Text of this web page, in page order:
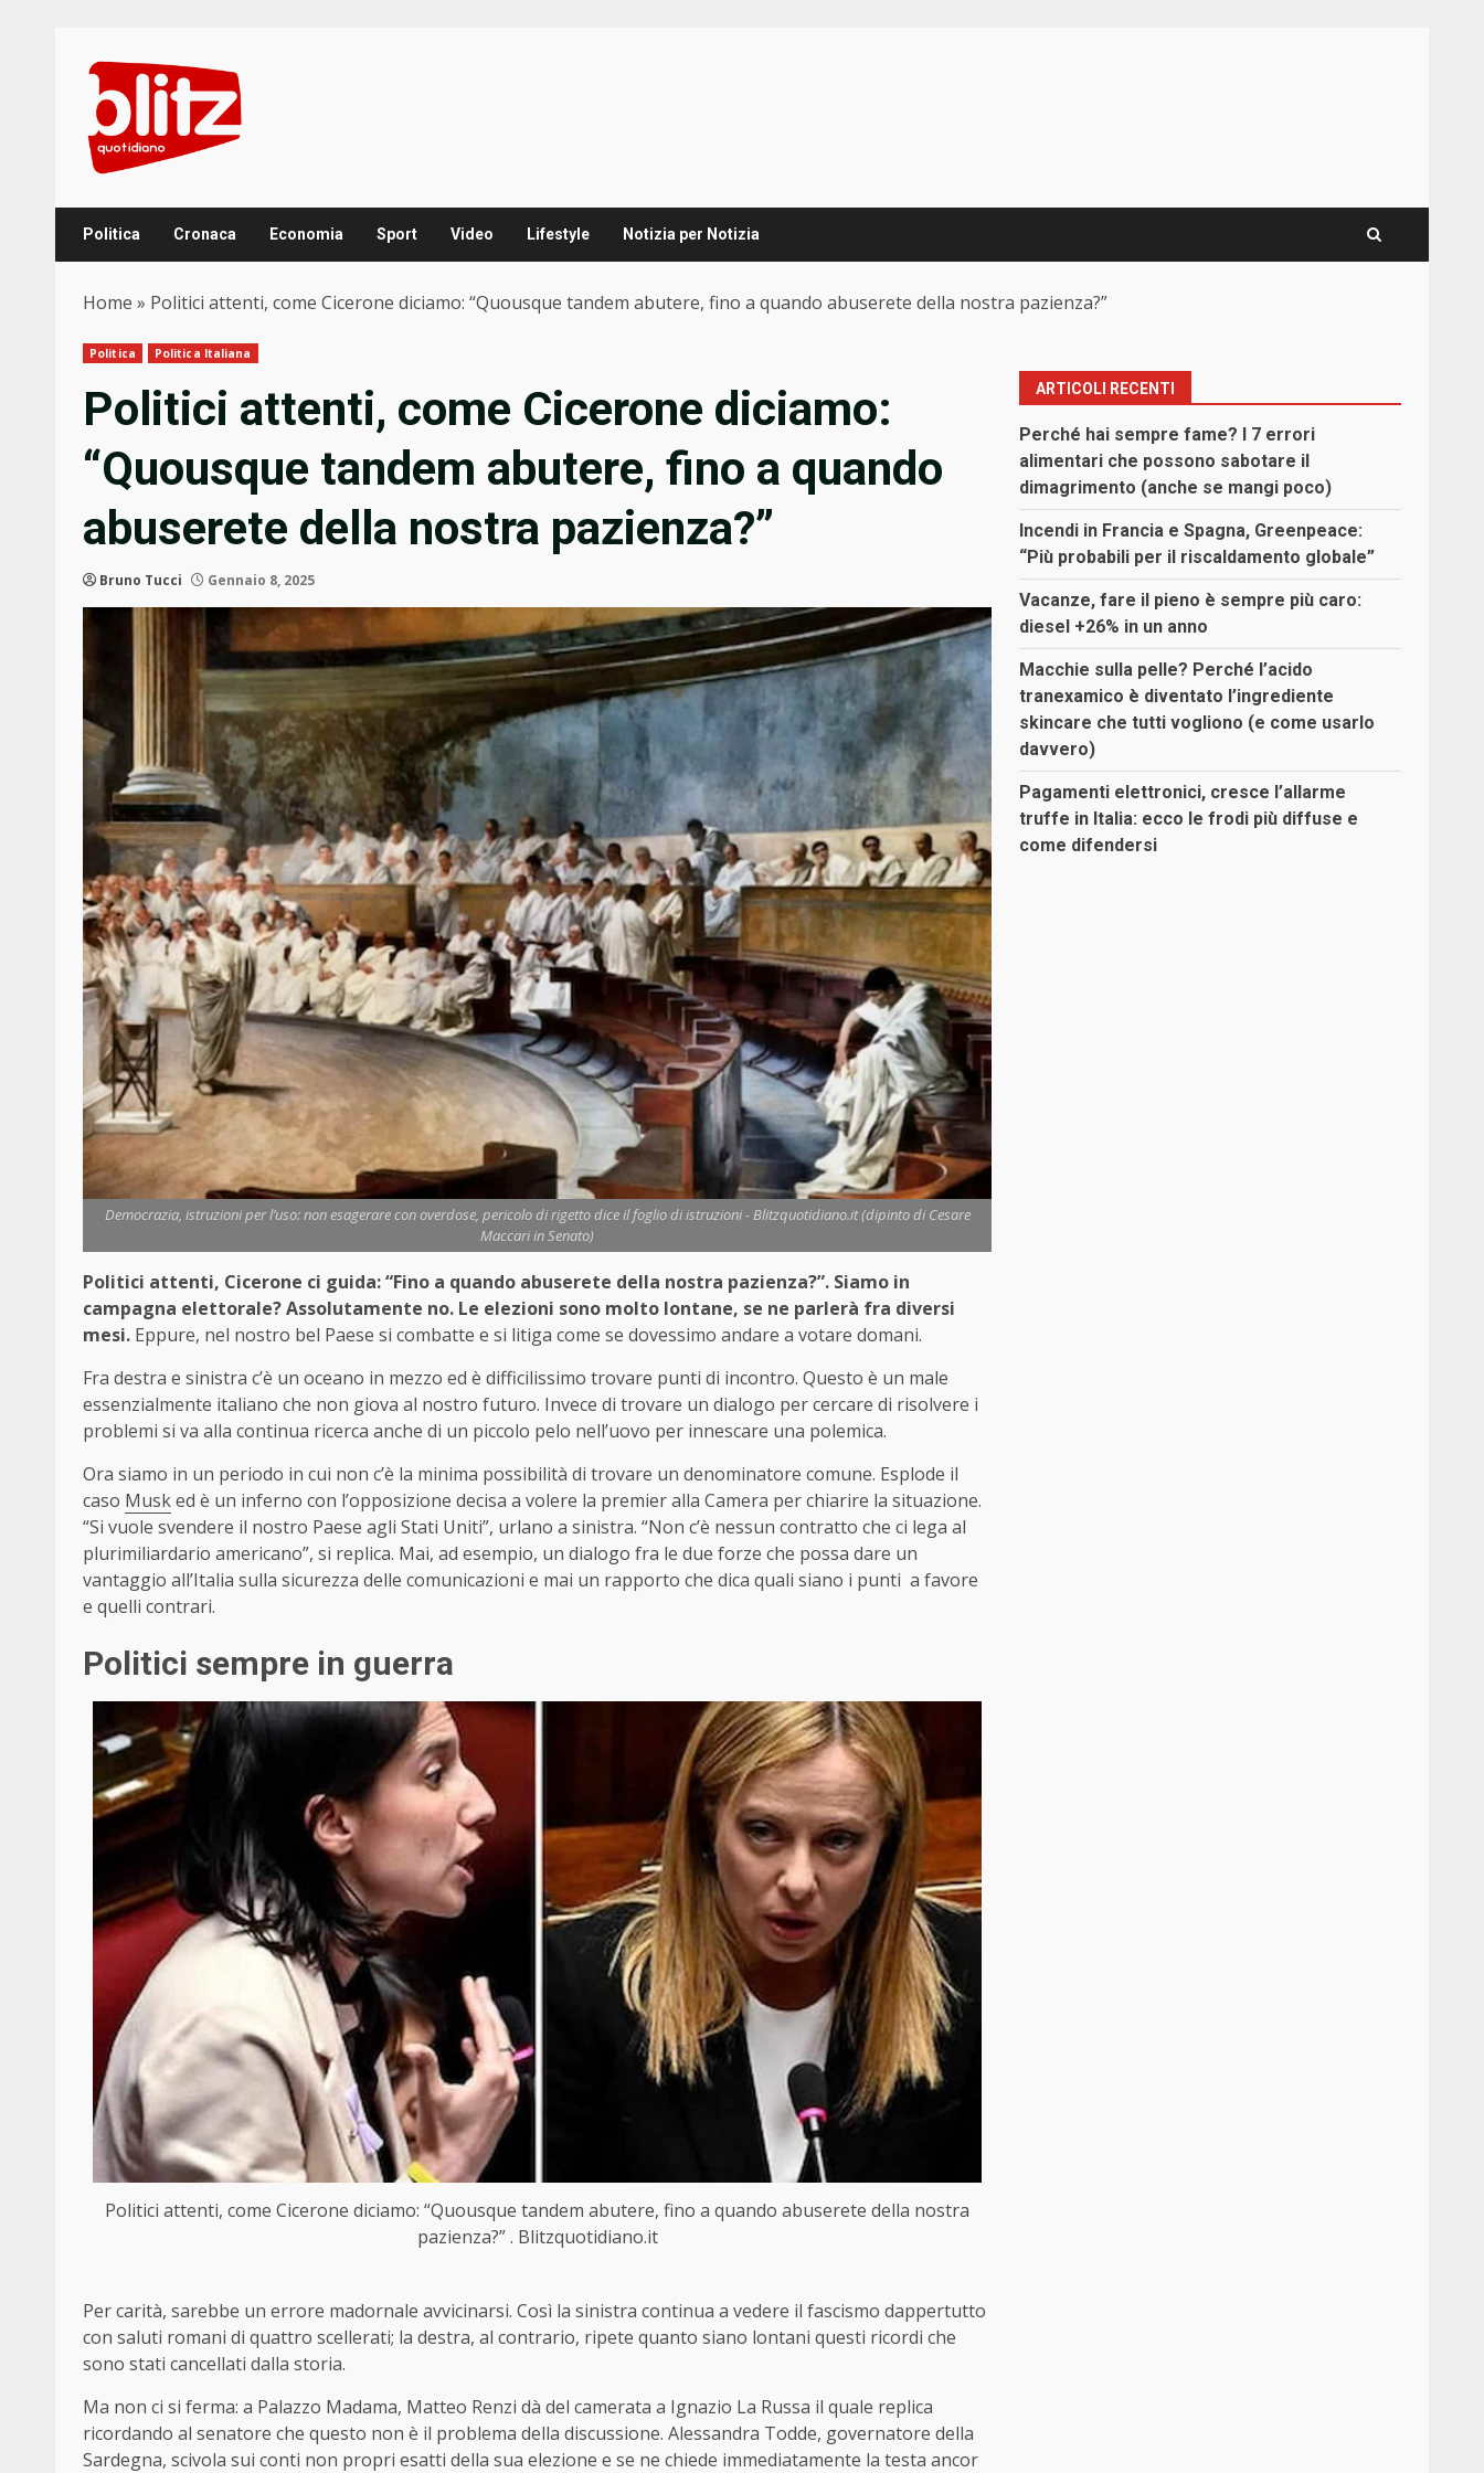
content
Politica Cronaca Economia Sport Video Lifestyle Notizia per Notizia
Home » Politici attenti, come Cicerone diciamo: “Quousque tandem abutere, fino a quando abuserete della nostra pazienza?”
Politica Politica Italiana
Politici attenti, come Cicerone diciamo:
“Quousque tandem abutere, fino a quando
abuserete della nostra pazienza?”
Bruno Tucci Gennaio 8, 2025
Democrazia, istruzioni per l’uso: non esagerare con overdose, pericolo di rigetto dice il foglio di istruzioni - Blitzquotidiano.it (dipinto di Cesare
Maccari in Senato)
Politici attenti, Cicerone ci guida: “Fino a quando abuserete della nostra pazienza?”. Siamo in
campagna elettorale? Assolutamente no. Le elezioni sono molto lontane, se ne parlerà fra diversi
mesi. Eppure, nel nostro bel Paese si combatte e si litiga come se dovessimo andare a votare domani.
Fra destra e sinistra c’è un oceano in mezzo ed è difficilissimo trovare punti di incontro. Questo è un male
essenzialmente italiano che non giova al nostro futuro. Invece di trovare un dialogo per cercare di risolvere i
problemi si va alla continua ricerca anche di un piccolo pelo nell’uovo per innescare una polemica.
Ora siamo in un periodo in cui non c’è la minima possibilità di trovare un denominatore comune. Esplode il
caso Musked è un inferno con l’opposizione decisa a volere la premier alla Camera per chiarire la situazione.
“Si vuole svendere il nostro Paese agli Stati Uniti”, urlano a sinistra. “Non c’è nessun contratto che ci lega al
plurimiliardario americano”, si replica. Mai, ad esempio, un dialogo fra le due forze che possa dare un
vantaggio all’Italia sulla sicurezza delle comunicazioni e mai un rapporto che dica quali siano i punti a favore
e quelli contrari.
Politici sempre in guerra
Politici attenti, come Cicerone diciamo: “Quousque tandem abutere, fino a quando abuserete della nostra
pazienza?” . Blitzquotidiano.it
Per carità, sarebbe un errore madornale avvicinarsi. Così la sinistra continua a vedere il fascismo dappertutto
con saluti romani di quattro scellerati; la destra, al contrario, ripete quanto siano lontani questi ricordi che
sono stati cancellati dalla storia.
Ma non ci si ferma: a Palazzo Madama, Matteo Renzi dà del camerata a Ignazio La Russa il quale replica
ricordando al senatore che questo non è il problema della discussione. Alessandra Todde, governatore della
Sardegna, scivola sui conti non propri esatti della sua elezione e se ne chiede immediatamente la testa ancor
ARTICOLI RECENTI
Perché hai sempre fame? I 7 errori
alimentari che possono sabotare il
dimagrimento (anche se mangi poco)
Incendi in Francia e Spagna, Greenpeace:
“Più probabili per il riscaldamento globale”
Vacanze, fare il pieno è sempre più caro:
diesel +26% in un anno
Macchie sulla pelle? Perché l’acido
tranexamico è diventato l’ingrediente
skincare che tutti vogliono (e come usarlo
davvero)
Pagamenti elettronici, cresce l’allarme
truffe in Italia: ecco le frodi più diffuse e
come difendersi